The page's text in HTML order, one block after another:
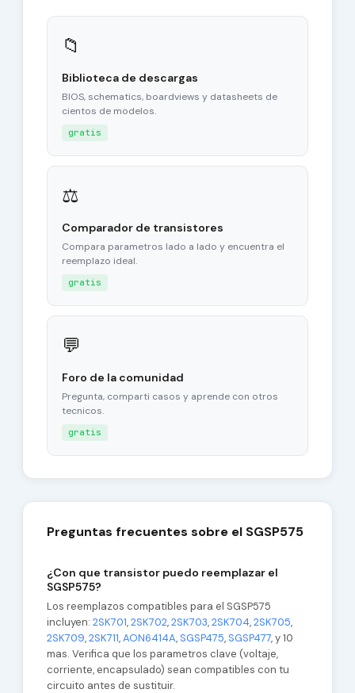
📁
Biblioteca de descargas
BIOS, schematics, boardviews y datasheets de
cientos de modelos.
gratis
⚖
Comparador de transistores
Compara parametros lado a lado y encuentra el
reemplazo ideal.
gratis
💬
Foro de la comunidad
Pregunta, comparti casos y aprende con otros
tecnicos.
gratis
Preguntas frecuentes sobre el SGSP575
¿Con que transistor puedo reemplazar el
SGSP575?
Los reemplazos compatibles para el SGSP575
incluyen: 2SK701,2SK702,2SK703,2SK704,2SK705,
2SK709,2SK711,AON6414A, SGSP475, SGSP477, y 10
mas. Verifica que los parametros clave (voltaje,
corriente, encapsulado) sean compatibles con tu
circuito antes de sustituir.